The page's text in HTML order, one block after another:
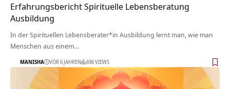
Erfahrungsbericht Spirituelle Lebensberatung
Ausbildung
In der Spirituellen Lebensberater*in Ausbildung lernt man, wie man
Menschen aus einem…
MANISHA VOR 6 JAHREN 696 VIEWS